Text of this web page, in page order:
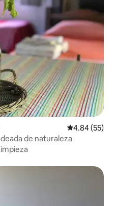
Calificación
4.84 (55)
de naturaleza